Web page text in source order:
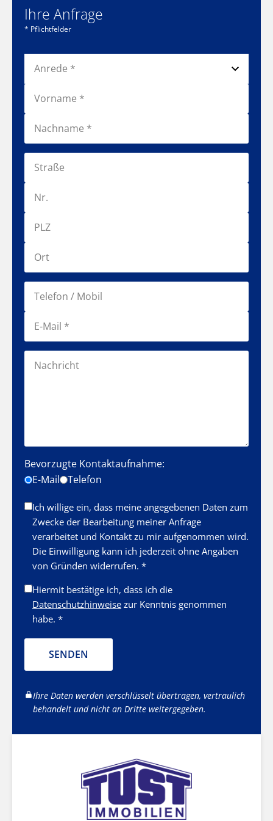
Ihre Anfrage
* Pflichtfelder
Bevorzugte Kontaktaufnahme:
E-Mail
Telefon
Ich willige ein, dass meine angegebenen Daten zum
Zwecke der Bearbeitung meiner Anfrage
verarbeitet und Kontakt zu mir aufgenommen wird.
Die Einwilligung kann ich jederzeit ohne Angaben
von Gründen widerrufen. *
Hiermit bestätige ich, dass ich die
Datenschutzhinweise zur Kenntnis genommen
habe. *
SENDEN
Ihre Daten werden verschlüsselt übertragen, vertraulich
behandelt und nicht an Dritte weitergegeben.